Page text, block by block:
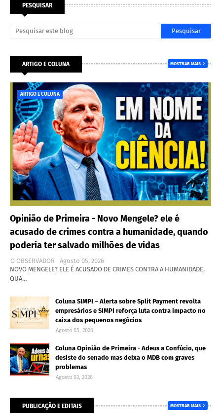
PESQUISAR
ARTIGO E COLUNA MOSTRAR MAIS
ARTIGO E COLUNA
Opinião de Primeira - Novo Mengele? ele é
acusado de crimes contra a humanidade, quando
poderia ter salvado milhões de vidas
O OBSERVADOR
Agosto 05, 2026
NOVO MENGELE? ELE É ACUSADO DE CRIMES CONTRA A HUMANIDADE,
QUA…
Coluna SIMPI – Alerta sobre Split Payment revolta
empresários e SIMPI reforça luta contra impacto no
caixa dos pequenos negócios
Agosto 05, 2026
Coluna Opinião de Primeira - Adeus a Confúcio, que
desiste do senado mas deixa o MDB com graves
problemas
Agosto 03, 2026
PUBLICAÇÃO E EDITAIS MOSTRAR MAIS